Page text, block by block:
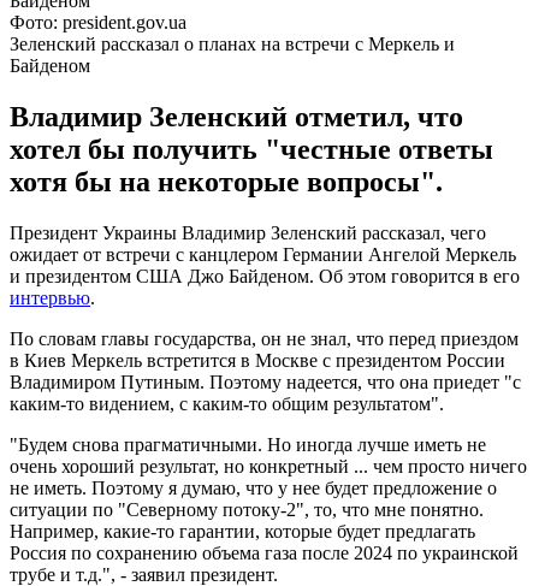
Фото: president.gov.ua
Зеленский рассказал о планах на встречи с Меркель и
Байденом
Владимир Зеленский отметил, что
хотел бы получить "честные ответы
хотя бы на некоторые вопросы".
Президент Украины Владимир Зеленский рассказал, чего
ожидает от встречи с канцлером Германии Ангелой Меркель
и президентом США Джо Байденом. Об этом говорится в его
интервью.
По словам главы государства, он не знал, что перед приездом
в Киев Меркель встретится в Москве с президентом России
Владимиром Путиным. Поэтому надеется, что она приедет "с
каким-то видением, с каким-то общим результатом".
"Будем снова прагматичными. Но иногда лучше иметь не
очень хороший результат, но конкретный ... чем просто ничего
не иметь. Поэтому я думаю, что у нее будет предложение о
ситуации по "Северному потоку-2", то, что мне понятно.
Например, какие-то гарантии, которые будет предлагать
Россия по сохранению объема газа после 2024 по украинской
трубе и т.д.", - заявил президент.